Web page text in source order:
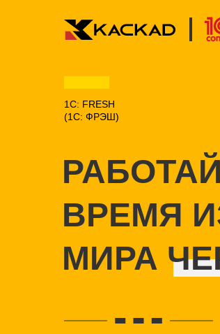
ВРЕМЯ
МИРА
1C: FRESH
(1С: ФРЭШ)